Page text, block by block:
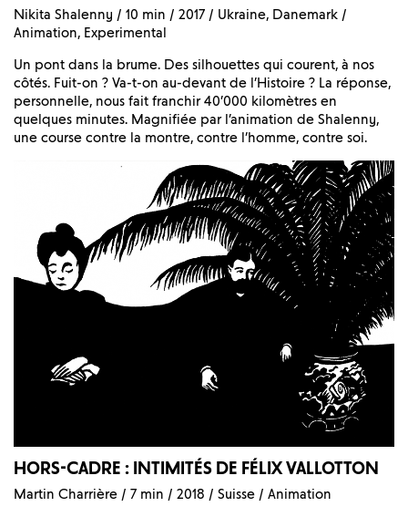
Nikita Shalenny / 10 min / 2017 / Ukraine, Danemark /
Animation, Experimental
Un pont dans la brume. Des silhouettes qui courent, à nos
côtés. Fuit-on ? Va-t-on au-devant de l’Histoire ? La réponse,
personnelle, nous fait franchir 40’000 kilomètres en
quelques minutes. Magnifiée par l’animation de Shalenny,
une course contre la montre, contre l’homme, contre soi.
HORS-CADRE : INTIMITÉS DE FÉLIX VALLOTTON
Martin Charrière / 7 min / 2018 / Suisse / Animation